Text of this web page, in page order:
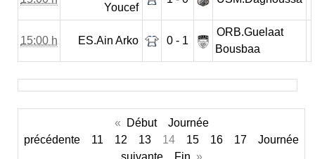
Youcef
15:00 h ES.Ain Arko 0 - 1
ORB.Guelaat
Bousbaa
« Début
Journée
précédente
11 12 13 14 15 16 17
Journée
suivante
Fin »